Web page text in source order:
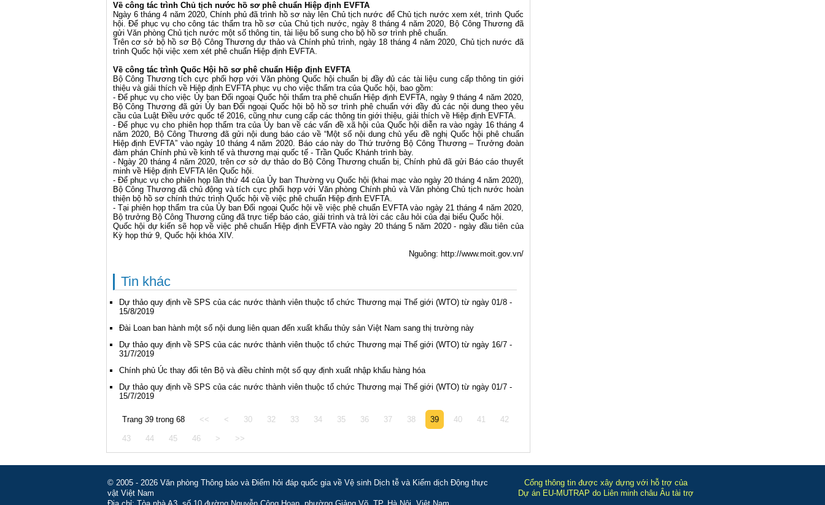
Về công tác trình Chủ tịch nước hồ sơ phê chuẩn Hiệp định EVFTA
Ngày 6 tháng 4 năm 2020, Chính phủ đã trình hồ sơ này lên Chủ tịch nước để Chủ tịch nước xem xét, trình Quốc
hội. Để phục vụ cho công tác thẩm tra hồ sơ của Chủ tịch nước, ngày 8 tháng 4 năm 2020, Bộ Công Thương đã
gửi Văn phòng Chủ tịch nước một số thông tin, tài liệu bổ sung cho bộ hồ sơ trình phê chuẩn.
Trên cơ sở bộ hồ sơ Bộ Công Thương dự thảo và Chính phủ trình, ngày 18 tháng 4 năm 2020, Chủ tịch nước đã
trình Quốc hội việc xem xét phê chuẩn Hiệp định EVFTA.
Về công tác trình Quốc Hội hồ sơ phê chuẩn Hiệp định EVFTA
Bộ Công Thương tích cực phối hợp với Văn phòng Quốc hội chuẩn bị đầy đủ các tài liệu cung cấp thông tin giới
thiệu và giải thích về Hiệp định EVFTA phục vụ cho việc thẩm tra của Quốc hội, bao gồm:
- Để phục vụ cho việc Ủy ban Đối ngoại Quốc hội thẩm tra phê chuẩn Hiệp định EVFTA, ngày 9 tháng 4 năm 2020,
Bộ Công Thương đã gửi Ủy ban Đối ngoại Quốc hội bộ hồ sơ trình phê chuẩn với đầy đủ các nội dung theo yêu
cầu của Luật Điều ước quốc tế 2016, cũng như cung cấp các thông tin giới thiệu, giải thích về Hiệp định EVFTA.
- Để phục vụ cho phiên họp thẩm tra của Ủy ban về các vấn đề xã hội của Quốc hội diễn ra vào ngày 16 tháng 4
năm 2020, Bộ Công Thương đã gửi nội dung báo cáo về “Một số nội dung chủ yếu đề nghị Quốc hội phê chuẩn
Hiệp định EVFTA” vào ngày 10 tháng 4 năm 2020. Báo cáo này do Thứ trưởng Bộ Công Thương – Trưởng đoàn
đàm phán Chính phủ về kinh tế và thương mại quốc tế - Trần Quốc Khánh trình bày.
- Ngày 20 tháng 4 năm 2020, trên cơ sở dự thảo do Bộ Công Thương chuẩn bị, Chính phủ đã gửi Báo cáo thuyết
minh về Hiệp định EVFTA lên Quốc hội.
- Để phục vụ cho phiên họp lần thứ 44 của Ủy ban Thường vụ Quốc hội (khai mạc vào ngày 20 tháng 4 năm 2020),
Bộ Công Thương đã chủ động và tích cực phối hợp với Văn phòng Chính phủ và Văn phòng Chủ tịch nước hoàn
thiện bộ hồ sơ chính thức trình Quốc hội về việc phê chuẩn Hiệp định EVFTA.
- Tại phiên họp thẩm tra của Ủy ban Đối ngoại Quốc hội về việc phê chuẩn EVFTA vào ngày 21 tháng 4 năm 2020,
Bộ trưởng Bộ Công Thương cũng đã trực tiếp báo cáo, giải trình và trả lời các câu hỏi của đại biểu Quốc hội.
Quốc hội dự kiến sẽ họp về việc phê chuẩn Hiệp định EVFTA vào ngày 20 tháng 5 năm 2020 - ngày đầu tiên của
Kỳ họp thứ 9, Quốc hội khóa XIV.
Nguông: http://www.moit.gov.vn/
Tin khác
Dự thảo quy định về SPS của các nước thành viên thuộc tổ chức Thương mại Thế giới (WTO) từ ngày 01/8 -
15/8/2019
Đài Loan ban hành một số nội dung liên quan đến xuất khẩu thủy sản Việt Nam sang thị trường này
Dự thảo quy định về SPS của các nước thành viên thuộc tổ chức Thương mại Thế giới (WTO) từ ngày 16/7 -
31/7/2019
Chính phủ Úc thay đổi tên Bộ và điều chỉnh một số quy định xuất nhập khẩu hàng hóa
Dự thảo quy định về SPS của các nước thành viên thuộc tổ chức Thương mại Thế giới (WTO) từ ngày 01/7 -
15/7/2019
Trang 39 trong 68 << < 30 32 33 34 35 36 37 38 39 40 41 42
43 44 45 46 > >>
© 2005 - 2026 Văn phòng Thông báo và Điểm hỏi đáp quốc gia về Vệ sinh Dịch tễ và Kiểm dịch Động thực
vật Việt Nam
Cổng thông tin được xây dựng với hỗ trợ của
Dự án EU-MUTRAP do Liên minh châu Âu tài trợ